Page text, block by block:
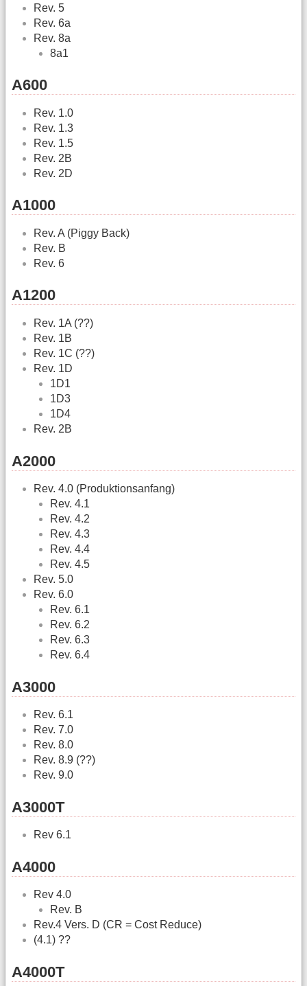
Rev. 5
Rev. 6a
Rev. 8a
8a1
A600
Rev. 1.0
Rev. 1.3
Rev. 1.5
Rev. 2B
Rev. 2D
A1000
Rev. A (Piggy Back)
Rev. B
Rev. 6
A1200
Rev. 1A (??)
Rev. 1B
Rev. 1C (??)
Rev. 1D
1D1
1D3
1D4
Rev. 2B
A2000
Rev. 4.0 (Produktionsanfang)
Rev. 4.1
Rev. 4.2
Rev. 4.3
Rev. 4.4
Rev. 4.5
Rev. 5.0
Rev. 6.0
Rev. 6.1
Rev. 6.2
Rev. 6.3
Rev. 6.4
A3000
Rev. 6.1
Rev. 7.0
Rev. 8.0
Rev. 8.9 (??)
Rev. 9.0
A3000T
Rev 6.1
A4000
Rev 4.0
Rev. B
Rev.4 Vers. D (CR = Cost Reduce)
(4.1) ??
A4000T